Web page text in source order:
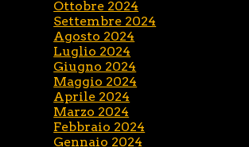
Ottobre 2024
Settembre 2024
Agosto 2024
Luglio 2024
Giugno 2024
Maggio 2024
Aprile 2024
Marzo 2024
Febbraio 2024
Gennaio 2024